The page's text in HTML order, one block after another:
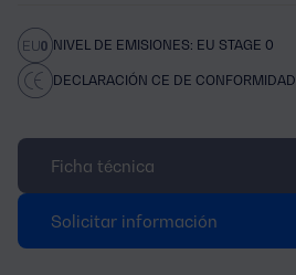
NIVEL DE EMISIONES: EU STAGE 0
DECLARACIÓN CE DE CONFORMIDAD
Ficha técnica
Solicitar información